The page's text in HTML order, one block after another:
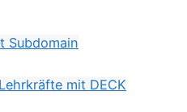
Subdomain
mit DECK